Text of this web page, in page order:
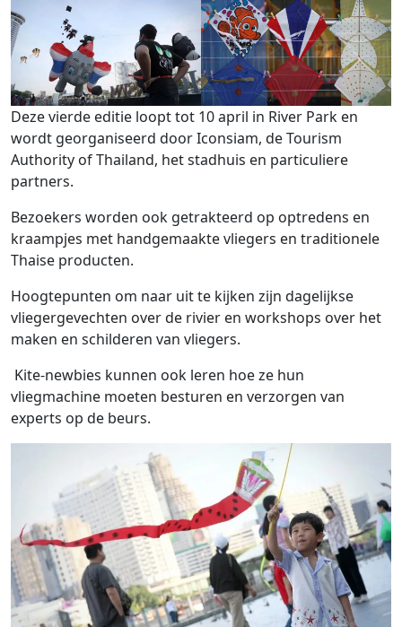
Deze vierde editie loopt tot 10 april in River Park en
wordt georganiseerd door Iconsiam, de Tourism
Authority of Thailand, het stadhuis en particuliere
partners.
Bezoekers worden ook getrakteerd op optredens en
kraampjes met handgemaakte vliegers en traditionele
Thaise producten.
Hoogtepunten om naar uit te kijken zijn dagelijkse
vliegergevechten over de rivier en workshops over het
maken en schilderen van vliegers.
Kite-newbies kunnen ook leren hoe ze hun
vliegmachine moeten besturen en verzorgen van
experts op de beurs.